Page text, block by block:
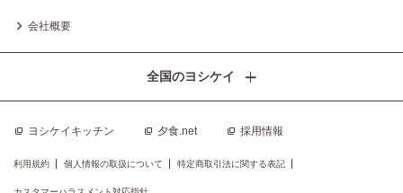
会社概要
ヨシケイキッチン 夕食.net 採用情報
全国のヨシケイ
利用規約 個人情報の取扱について 特定商取引法に関する表記